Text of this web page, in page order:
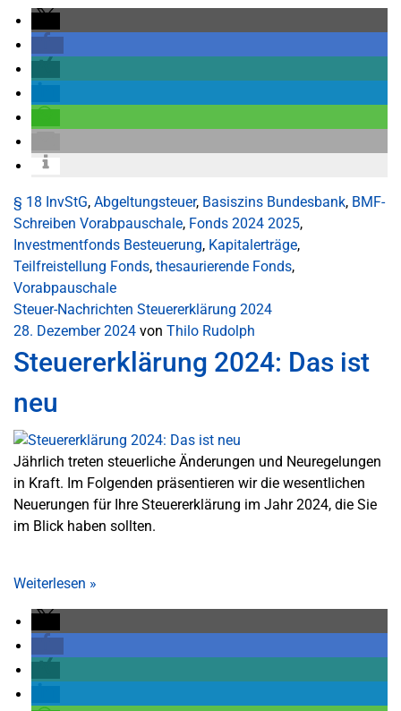
§ 18 InvStG, Abgeltungsteuer, Basiszins Bundesbank, BMF-
Schreiben Vorabpauschale, Fonds 2024 2025,
Investmentfonds Besteuerung, Kapitalerträge,
Teilfreistellung Fonds, thesaurierende Fonds,
Vorabpauschale
Steuer-Nachrichten Steuererklärung 2024
28. Dezember 2024 von Thilo Rudolph
Steuererklärung 2024: Das ist
neu
Jährlich treten steuerliche Änderungen und Neuregelungen
in Kraft. Im Folgenden präsentieren wir die wesentlichen
Neuerungen für Ihre Steuererklärung im Jahr 2024, die Sie
im Blick haben sollten.
Weiterlesen »